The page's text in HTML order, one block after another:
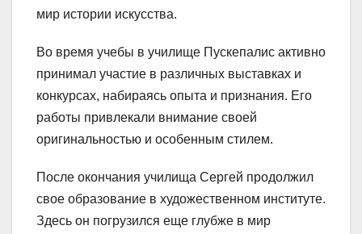
мир истории искусства.
Во время учебы в училище Пускепалис активно
принимал участие в различных выставках и
конкурсах, набираясь опыта и признания. Его
работы привлекали внимание своей
оригинальностью и особенным стилем.
После окончания училища Сергей продолжил
свое образование в художественном институте.
Здесь он погрузился еще глубже в мир